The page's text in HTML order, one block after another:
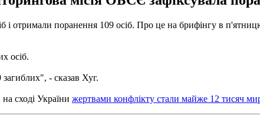
і отримали поранення 109 осіб. Про це на брифінгу в
осіб.
загиблих", - сказав Хуг.
сході України жертвами конфлікту стали майже 12 тисяч